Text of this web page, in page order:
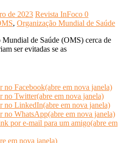
de 2023 Revista InFoco 0
, Organização Mundial de Saúde
de Saúde (OMS) cerca de
ser evitadas se as
no Facebook(abre em nova janela)
no Twitter(abre em nova janela)
no LinkedIn(abre em nova janela)
no WhatsApp(abre em nova janela)
por e-mail para um amigo(abre em
em nova janela)